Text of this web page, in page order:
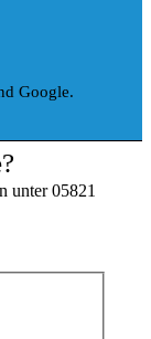
Google.
unter 05821